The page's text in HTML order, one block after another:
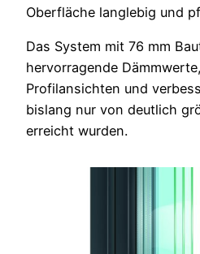
Oberfläche langlebig und
Das System mit 76 mm
hervorragende
Profilansichten und
bislang nur von deutlich
erreicht wurden.